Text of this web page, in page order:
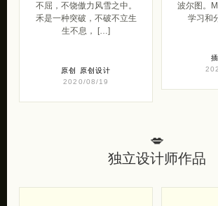
不屈，不饶傲力风雪之中。
禾是一种突破，不破不立生
生不息， […]
原创
原创设计
2020/08/19
波尔图。
学习和
💋
独立设计师作品